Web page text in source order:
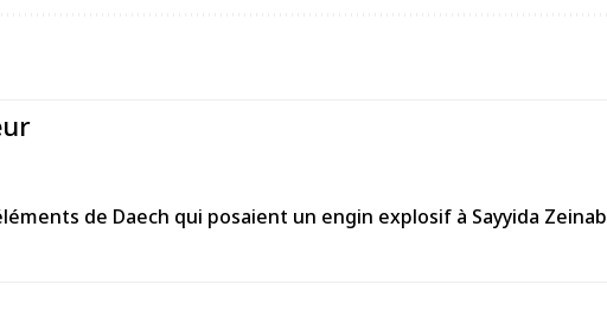
de Daech qui posaient un engin explosif à Sayyida Zeinab